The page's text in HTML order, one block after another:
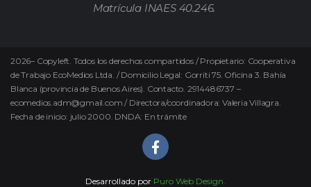
Matrícula INAES 40.246.
2026– Copyleft. Todos los derechos compartidos / Propietario: Cooperativa
de Trabajo EcoMedios Ltda. / Domicilio Legal: Gorriti 75. Oficina 3. Bahía
Blanca (provincia de Buenos Aires). Contacto. 2914486737 –
ecomedios.adm@gmail.com / Directora/coordinadora: Valeria Villagra.
Fecha de inicio: julio 2000. DNDA: En trámite
Desarrollado por Puro Web Design.